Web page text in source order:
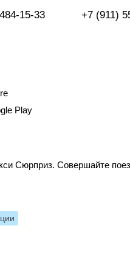
15-33 +7 (911)
Play
Сюрприз. Совершайте